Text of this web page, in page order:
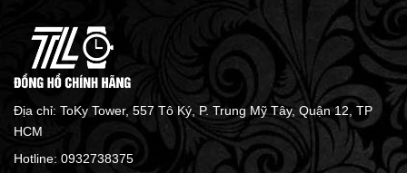
Địa chỉ: ToKy Tower, 557 Tô Ký, P. Trung Mỹ Tây, Quận 12, TP
HCM
Hotline: 0932738375